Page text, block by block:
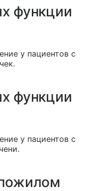
функции
у пациентов с
функции
у пациентов с